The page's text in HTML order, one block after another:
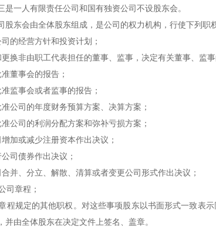
一人有限责任公司和国有独资公司不设股东会。
东会由全体股东组成，是公司的权力机构，行使下列职
经营方针和投资计划；
非由职工代表担任的董事、监事，决定有关董事、监事
事会的报告；
事会或者监事的报告；
司的年度财务预算方案、决算方案；
司的利润分配方案和弥补亏损方案；
或减少注册资本作出决议；
债券作出决议；
、分立、解散、清算或者变更公司形式作出决议；
章程；
规定的其他职权。对这些事项股东以书面形式一致表示
由全体股东在决定文件上签名、盖章。